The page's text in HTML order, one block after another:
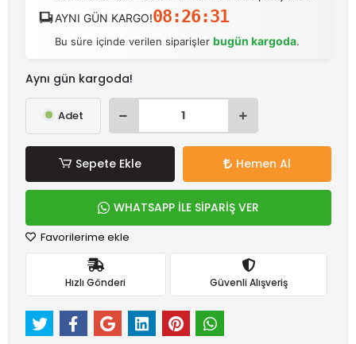
AYNI GÜN KARGO!08:26:31
Bu süre içinde verilen siparişler bugün kargoda.
Aynı gün kargoda!
Adet
Sepete Ekle Hemen Al
WHATSAPP İLE SİPARİŞ VER
Favorilerime ekle
Hızlı Gönderi Güvenli Alışveriş